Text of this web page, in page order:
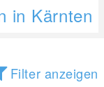
in Kärnten
Filter anzeigen